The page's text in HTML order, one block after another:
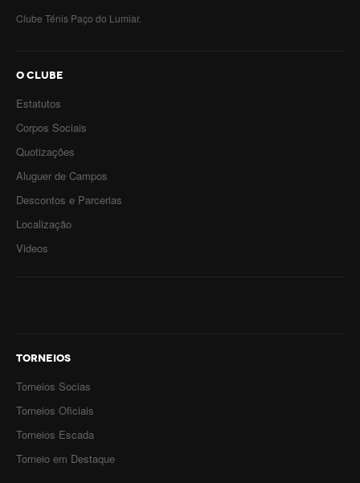
Clube Ténis Paço do Lumiar.
O CLUBE
Estatutos
Corpos Sociais
Quotizações
Aluguer de Campos
Descontos e Parcerias
Localização
Videos
TORNEIOS
Torneios Socias
Torneios Oficiais
Torneios Escada
Torneio em Destaque